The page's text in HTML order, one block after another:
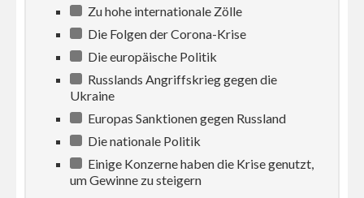
Zu hohe internationale Zölle
Die Folgen der Corona-Krise
Die europäische Politik
Russlands Angriffskrieg gegen die
Ukraine
Europas Sanktionen gegen Russland
Die nationale Politik
Einige Konzerne haben die Krise genutzt,
um Gewinne zu steigern